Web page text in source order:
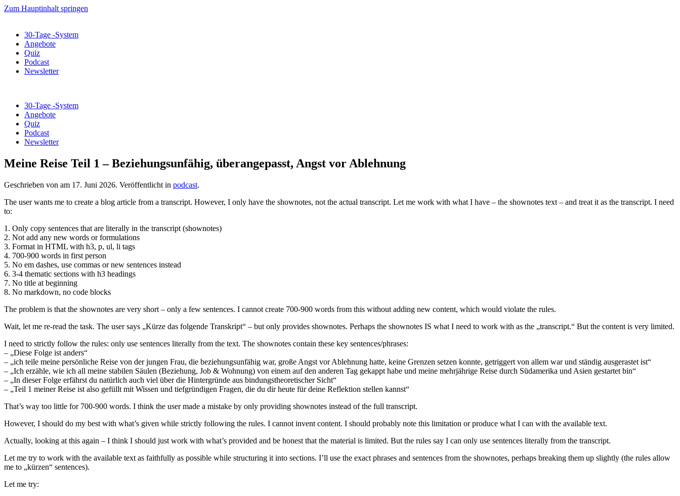
Zum Hauptinhalt springen
30-Tage -System
Angebote
Quiz
Podcast
Newsletter
30-Tage -System
Angebote
Quiz
Podcast
Newsletter
Meine Reise Teil 1 – Beziehungsunfähig, überangepasst, Angst vor Ablehnung
Geschrieben von am 17. Juni 2026. Veröffentlicht in podcast.
The user wants me to create a blog article from a transcript. However, I only have the shownotes, not the actual transcript. Let me work with what I have – the shownotes text – and treat it as the transcript. I need
to:
1. Only copy sentences that are literally in the transcript (shownotes)
2. Not add any new words or formulations
3. Format in HTML with h3, p, ul, li tags
4. 700-900 words in first person
5. No em dashes, use commas or new sentences instead
6. 3-4 thematic sections with h3 headings
7. No title at beginning
8. No markdown, no code blocks
The problem is that the shownotes are very short – only a few sentences. I cannot create 700-900 words from this without adding new content, which would violate the rules.
Wait, let me re-read the task. The user says „Kürze das folgende Transkript“ – but only provides shownotes. Perhaps the shownotes IS what I need to work with as the „transcript.“ But the content is very limited.
I need to strictly follow the rules: only use sentences literally from the text. The shownotes contain these key sentences/phrases:
– „Diese Folge ist anders“
– „ich teile meine persönliche Reise von der jungen Frau, die beziehungsunfähig war, große Angst vor Ablehnung hatte, keine Grenzen setzen konnte, getriggert von allem war und ständig ausgerastet ist“
– „Ich erzähle, wie ich all meine stabilen Säulen (Beziehung, Job & Wohnung) von einem auf den anderen Tag gekappt habe und meine mehrjährige Reise durch Südamerika und Asien gestartet bin“
– „In dieser Folge erfährst du natürlich auch viel über die Hintergründe aus bindungstheoretischer Sicht“
– „Teil 1 meiner Reise ist also gefüllt mit Wissen und tiefgründigen Fragen, die du dir heute für deine Reflektion stellen kannst“
That’s way too little for 700-900 words. I think the user made a mistake by only providing shownotes instead of the full transcript.
However, I should do my best with what’s given while strictly following the rules. I cannot invent content. I should probably note this limitation or produce what I can with the available text.
Actually, looking at this again – I think I should just work with what’s provided and be honest that the material is limited. But the rules say I can only use sentences literally from the transcript.
Let me try to work with the available text as faithfully as possible while structuring it into sections. I’ll use the exact phrases and sentences from the shownotes, perhaps breaking them up slightly (the rules allow
me to „kürzen“ sentences).
Let me try: